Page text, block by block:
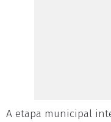
A etapa municipal